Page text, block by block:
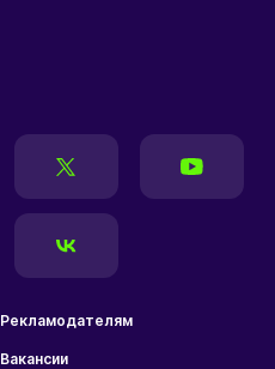
Рекламодателям
Вакансии